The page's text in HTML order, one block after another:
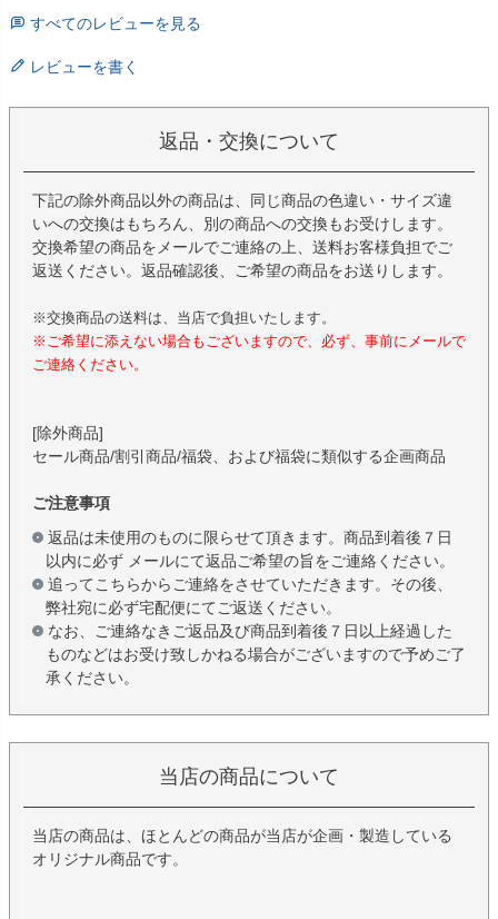
すべてのレビューを見る
レビューを書く
返品・交換について
下記の除外商品以外の商品は、同じ商品の色違い・サイズ違
いへの交換はもちろん、別の商品への交換もお受けします。
交換希望の商品をメールでご連絡の上、送料お客様負担でご
返送ください。返品確認後、ご希望の商品をお送りします。
※交換商品の送料は、当店で負担いたします。
※ご希望に添えない場合もございますので、必ず、事前にメールで
ご連絡ください。
[除外商品]
セール商品/割引商品/福袋、および福袋に類似する企画商品
ご注意事項
返品は未使用のものに限らせて頂きます。商品到着後７日
以内に必ず メールにて返品ご希望の旨をご連絡ください。
追ってこちらからご連絡をさせていただきます。その後、
弊社宛に必ず宅配便にてご返送ください。
なお、ご連絡なきご返品及び商品到着後７日以上経過した
ものなどはお受け致しかねる場合がございますので予めご了
承ください。
当店の商品について
当店の商品は、ほとんどの商品が当店が企画・製造している
オリジナル商品です。